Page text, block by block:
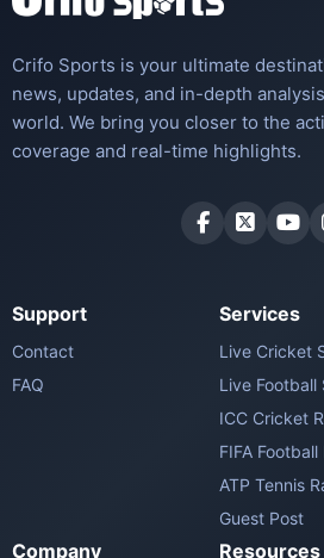
Crifo Sports is your ultimate
news, updates, and in-depth
world. We bring you closer to the
coverage and real-time highlights.
Support
Contact
FAQ
Services
Live Cricket
Live Football
ICC Cricket
FIFA
ATP Tennis
Guest Post
Company Resources